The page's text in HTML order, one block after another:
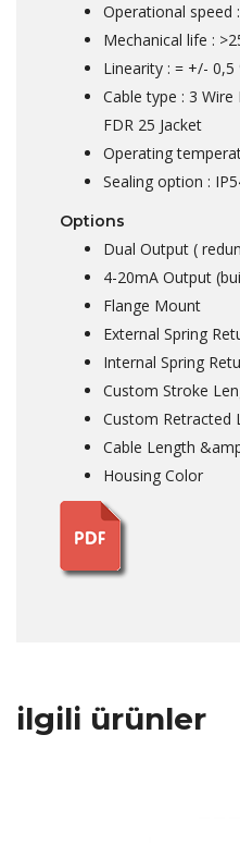
Operational speed
Mechanical life :
Linearity : = +/- 0,5
Cable type : 3 Wire
FDR 25 Jacket
Operating
Sealing option :
Options
Dual Output (
4-20mA Output
Flange Mount
External Spring
Internal Spring
Custom Stroke
Custom Retracted
Cable Length
Housing Color
ilgili ürünler